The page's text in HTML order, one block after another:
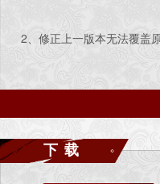
2、修正上一版本无法覆盖
------------------------------
2.0正式版
下载